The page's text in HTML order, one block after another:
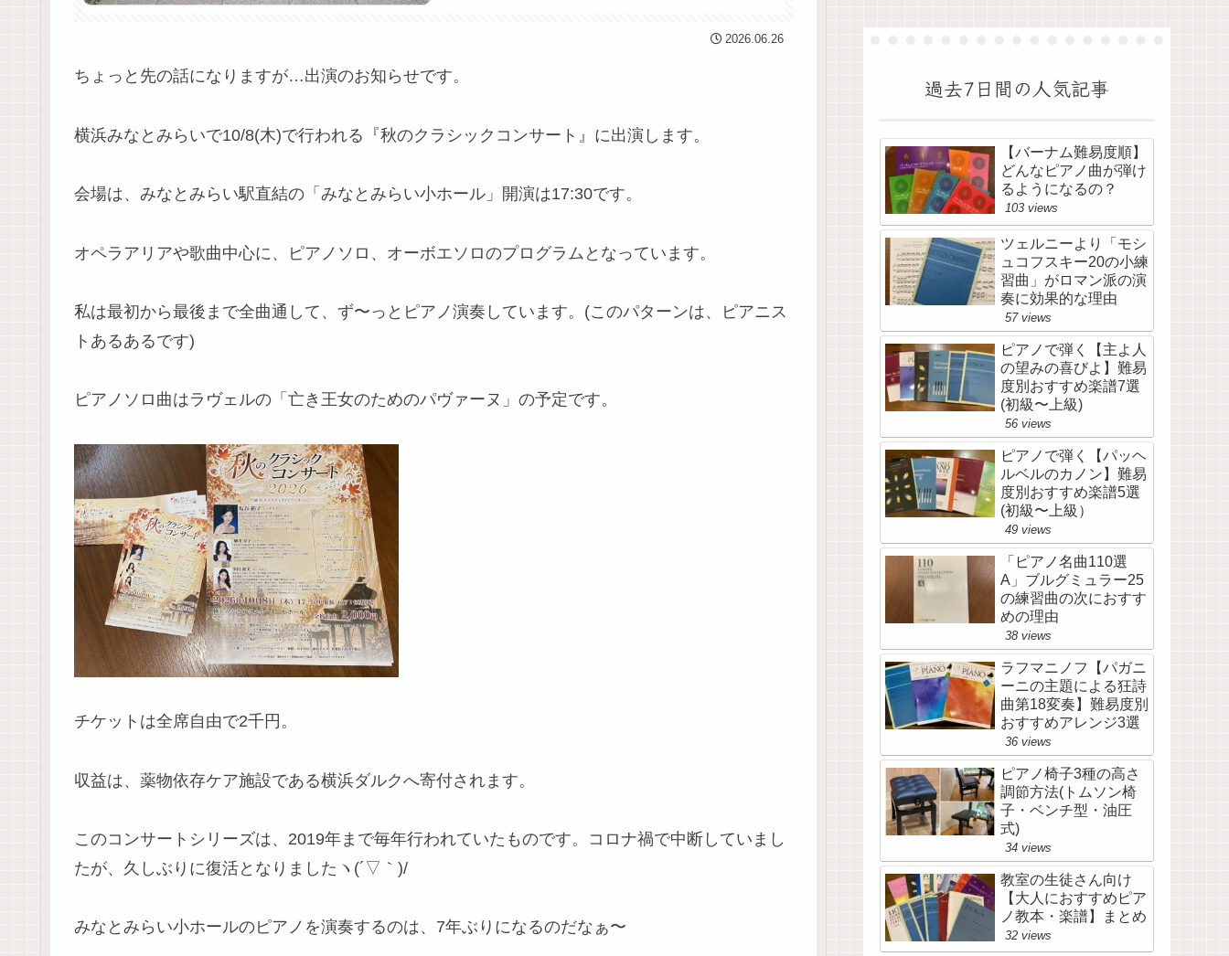
2026.06.26
ちょっと先の話になりますが…出演のお知らせです。
横浜みなとみらいで10/8(木)で行われる『秋のクラシックコンサート』に出演します。
会場は、みなとみらい駅直結の「みなとみらい小ホール」開演は17:30です。
オペラアリアや歌曲中心に、ピアノソロ、オーボエソロのプログラムとなっています。
私は最初から最後まで全曲通して、ず〜っとピアノ演奏しています。(このパターンは、ピアニス
トあるあるです)
ピアノソロ曲はラヴェルの「亡き王女のためのパヴァーヌ」の予定です。
チケットは全席自由で2千円。
収益は、薬物依存ケア施設である横浜ダルクへ寄付されます。
このコンサートシリーズは、2019年まで毎年行われていたものです。コロナ禍で中断していまし
たが、久しぶりに復活となりましたヽ(´▽｀)/
みなとみらい小ホールのピアノを演奏するのは、7年ぶりになるのだなぁ〜
過去7日間の人気記事
【バーナム難易度順】
どんなピアノ曲が弾け
るようになるの？
103 views
ツェルニーより「モシ
ュコフスキー20の小練
習曲」がロマン派の演
奏に効果的な理由
57 views
ピアノで弾く【主よ人
の望みの喜びよ】難易
度別おすすめ楽譜7選
(初級〜上級)
56 views
ピアノで弾く【パッヘ
ルベルのカノン】難易
度別おすすめ楽譜5選
(初級〜上級）
49 views
「ピアノ名曲110選
A」ブルグミュラー25
の練習曲の次におすす
めの理由
38 views
ラフマニノフ【パガニ
ーニの主題による狂詩
曲第18変奏】難易度別
おすすめアレンジ3選
36 views
ピアノ椅子3種の高さ
調節方法(トムソン椅
子・ベンチ型・油圧
式)
34 views
教室の生徒さん向け
【大人におすすめピア
ノ教本・楽譜】まとめ
32 views